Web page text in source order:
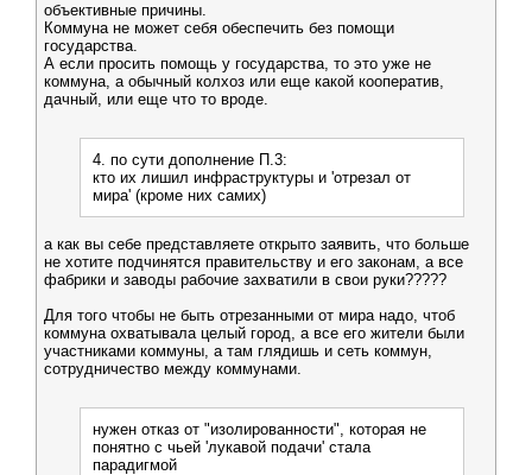
объективные причины.
Коммуна не может себя обеспечить без помощи
государства.
А если просить помощь у государства, то это уже не
коммуна, а обычный колхоз или еще какой кооператив,
дачный, или еще что то вроде.
4. по сути дополнение П.3:
кто их лишил инфраструктуры и 'отрезал от
мира' (кроме них самих)
а как вы себе представляете открыто заявить, что больше
не хотите подчинятся правительству и его законам, а все
фабрики и заводы рабочие захватили в свои руки?????
Для того чтобы не быть отрезанными от мира надо, чтоб
коммуна охватывала целый город, а все его жители были
участниками коммуны, а там глядишь и сеть коммун,
сотрудничество между коммунами.
нужен отказ от "изолированности", которая не
понятно с чьей 'лукавой подачи' стала
парадигмой